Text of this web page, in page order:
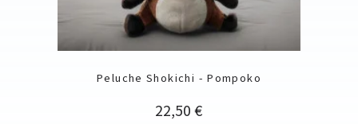
Peluche Shokichi - Pompoko
Precio
22,50 €